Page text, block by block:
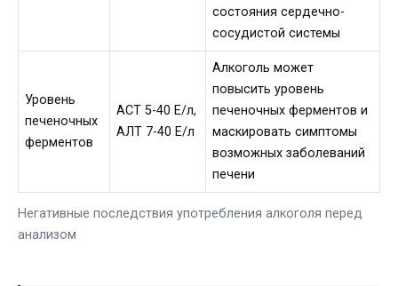
Негативные последствия употребления алкоголя перед
анализом
состояния сердечно-
сосудистой системы
Уровень
печеночных
ферментов
АСТ 5-40 Е/л,
АЛТ 7-40 Е/л
Алкоголь может
повысить уровень
печеночных ферментов и
маскировать симптомы
возможных заболеваний
печени